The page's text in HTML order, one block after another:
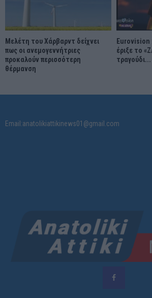
Μελέτη του Χάρβαρντ δείχνει
πως οι ανεμογεννήτριες
προκαλούν περισσότερη
θέρμανση
Eurovision
έριξε το
τραγούδι...
Email:anatolikiattikinews01@gmail.com